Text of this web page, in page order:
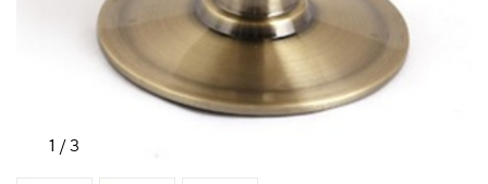
ЗАВКИ
СТАТЬИ
1 /3